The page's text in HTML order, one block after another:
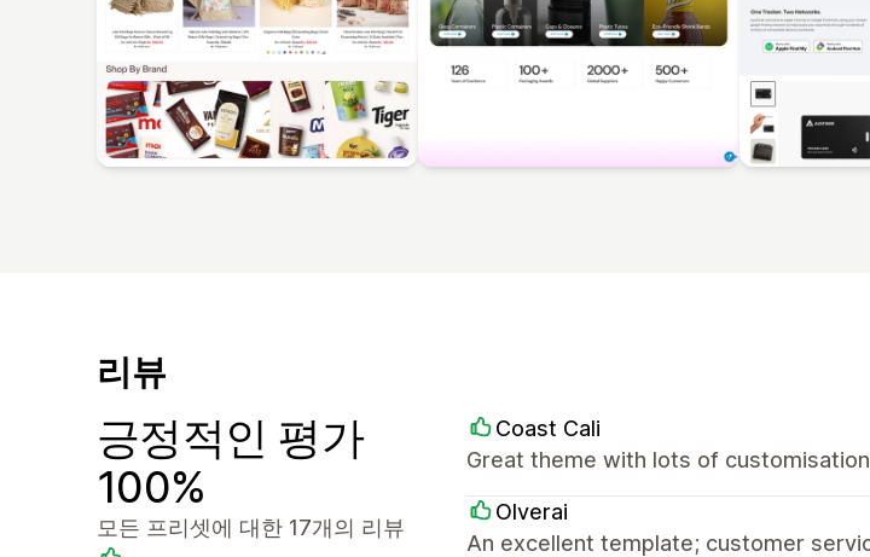
리뷰
긍정적인 평가
100%
모든 프리셋에 대한 17개의 리뷰
Coast Cali
Great theme with lots of
Olverai
An excellent template; customer